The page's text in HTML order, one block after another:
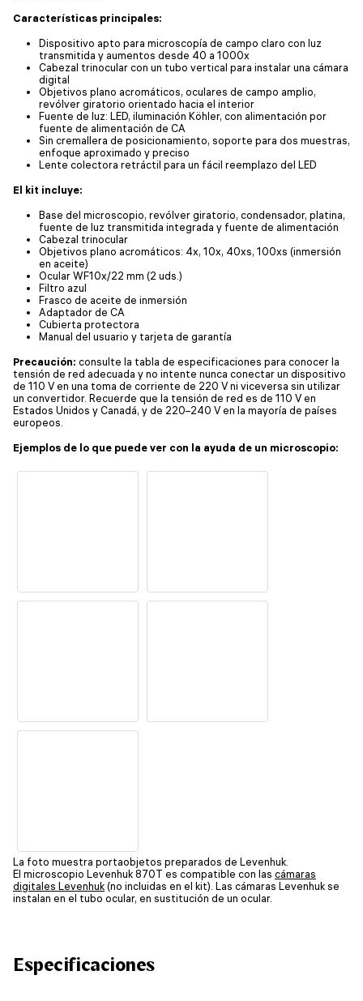
Características principales:
Dispositivo apto para microscopía de campo claro con luz
transmitida y aumentos desde 40 a 1000x
Cabezal trinocular con un tubo vertical para instalar una cámara
digital
Objetivos plano acromáticos, oculares de campo amplio,
revólver giratorio orientado hacia el interior
Fuente de luz: LED, iluminación Köhler, con alimentación por
fuente de alimentación de CA
Sin cremallera de posicionamiento, soporte para dos muestras,
enfoque aproximado y preciso
Lente colectora retráctil para un fácil reemplazo del LED
El kit incluye:
Base del microscopio, revólver giratorio, condensador, platina,
fuente de luz transmitida integrada y fuente de alimentación
Cabezal trinocular
Objetivos plano acromáticos: 4x, 10x, 40xs, 100xs (inmersión
en aceite)
Ocular WF10x/22 mm (2 uds.)
Filtro azul
Frasco de aceite de inmersión
Adaptador de CA
Cubierta protectora
Manual del usuario y tarjeta de garantía
Precaución: consulte la tabla de especificaciones para conocer la
tensión de red adecuada y no intente nunca conectar un dispositivo
de 110 V en una toma de corriente de 220 V ni viceversa sin utilizar
un convertidor. Recuerde que la tensión de red es de 110 V en
Estados Unidos y Canadá, y de 220–240 V en la mayoría de países
europeos.
Ejemplos de lo que puede ver con la ayuda de un microscopio:
La foto muestra portaobjetos preparados de Levenhuk.
El microscopio Levenhuk 870T es compatible con las cámaras
digitales Levenhuk(no incluidas en el kit). Las cámaras Levenhuk se
instalan en el tubo ocular, en sustitución de un ocular.
Especificaciones